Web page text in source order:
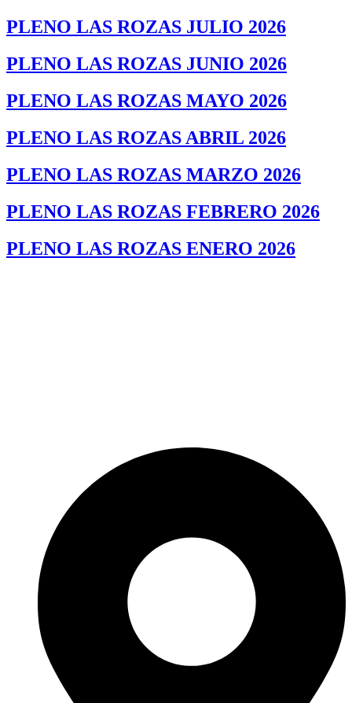
PLENO LAS ROZAS JULIO 2026
PLENO LAS ROZAS JUNIO 2026
PLENO LAS ROZAS MAYO 2026
PLENO LAS ROZAS ABRIL 2026
PLENO LAS ROZAS MARZO 2026
PLENO LAS ROZAS FEBRERO 2026
PLENO LAS ROZAS ENERO 2026